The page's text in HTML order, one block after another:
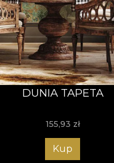
DUNIA TAPETA
155,93 zł
Kup